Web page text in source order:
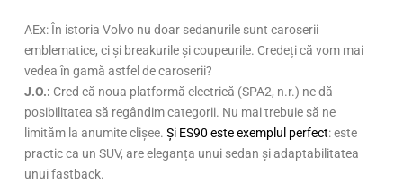
AEx: În istoria Volvo nu doar sedanurile sunt caroserii
emblematice, ci și breakurile și coupeurile. Credeți că vom mai
vedea în gamă astfel de caroserii?
J.O.: Cred că noua platformă electrică (SPA2, n.r.) ne dă
posibilitatea să regândim categorii. Nu mai trebuie să ne
limităm la anumite clișee.Și ES90 este exemplul perfect: este
practic ca un SUV, are eleganța unui sedan și adaptabilitatea
unui fastback.